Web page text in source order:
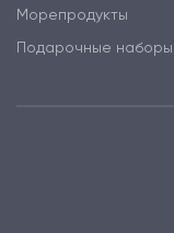
Морепродукты
Подарочные наборы